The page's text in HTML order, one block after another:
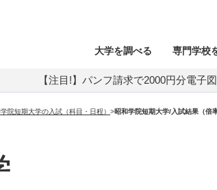
大学を調べる 専門学校
【注目!】パンフ請求で2000円分電子
院短期大学の入試（科目・日程） >昭和学院短期大学/入試結果（倍率